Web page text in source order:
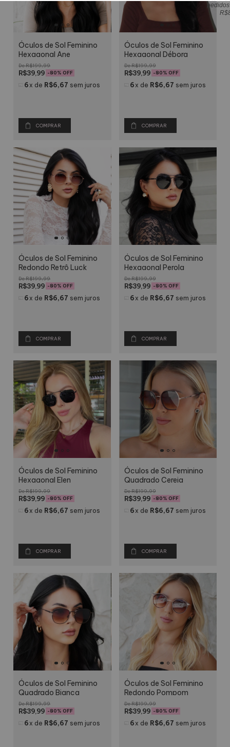
Óculos de Sol Feminino
Hexagonal Ane
R$199,99
R$39,99 -80% OFF
6 x de R$6,67 sem juros
COMPRAR
Óculos de Sol Feminino
Hexagonal Débora
R$199,99
R$39,99 -80% OFF
6 x de R$6,67 sem juros
COMPRAR
Óculos de Sol Feminino
Redondo Retrô Luck
R$199,99
R$39,99 -80% OFF
6 x de R$6,67 sem juros
COMPRAR
Óculos de Sol Feminino
Hexagonal Perola
R$199,99
R$39,99 -80% OFF
6 x de R$6,67 sem juros
COMPRAR
Óculos de Sol Feminino
Hexagonal Elen
R$199,99
R$39,99 -80% OFF
6 x de R$6,67 sem juros
COMPRAR
Óculos de Sol Feminino
Quadrado Cereja
R$199,99
R$39,99 -80% OFF
6 x de R$6,67 sem juros
COMPRAR
Óculos de Sol Feminino
Quadrado Bianca
R$199,99
R$39,99 -80% OFF
6 x de R$6,67 sem juros
Óculos de Sol Feminino
Redondo Pompom
R$199,99
R$39,99 -80% OFF
6 x de R$6,67 sem juros